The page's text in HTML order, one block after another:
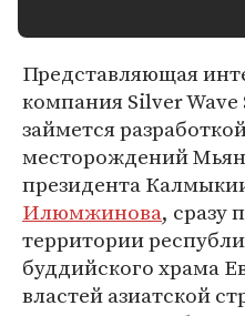
Представляющая
компания Silver
займется
месторождений
президента
Илюмжинова, сразу
территории
буддийского храма
властей азиатской